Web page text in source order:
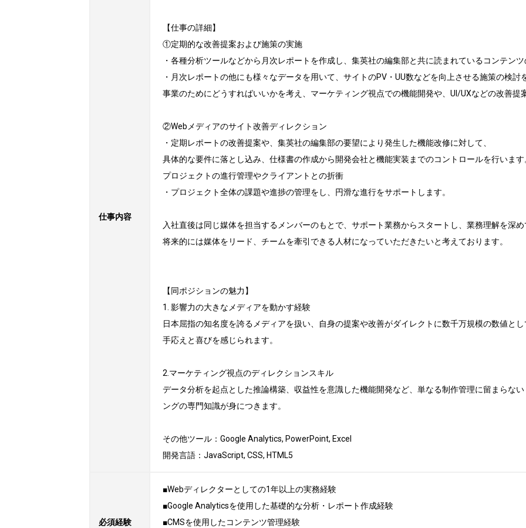
仕事内容
【仕事の詳細】
①定期的な改善提案および施策の実施
・各種分析ツールなどから月次レポートを作成し、集英社の編集部と共に読まれているコンテン
・月次レポートの他にも様々なデータを用いて、サイトのPV・UU数などを向上させる施策の検討
事業のためにどうすればいいかを考え、マーケティング視点での機能開発や、UI/UXなどの改善
②Webメディアのサイト改善ディレクション
・定期レポートの改善提案や、集英社の編集部の要望により発生した機能改修に対して、
具体的な要件に落とし込み、仕様書の作成から開発会社と機能実装までのコントロールを行います
プロジェクトの進行管理やクライアントとの折衝
・プロジェクト全体の課題や進捗の管理をし、円滑な進行をサポートします。
入社直後は同じ媒体を担当するメンバーのもとで、サポート業務からスタートし、業務理解を深
将来的には媒体をリード、チームを牽引できる人材になっていただきたいと考えております。
【同ポジションの魅力】
1. 影響力の大きなメディアを動かす経験
日本屈指の知名度を誇るメディアを扱い、自身の提案や改善がダイレクトに数千万規模の数値と
手応えと喜びを感じられます。
2.マーケティング視点のディレクションスキル
データ分析を起点とした推論構築、収益性を意識した機能開発など、単なる制作管理に留まらな
ングの専門知識が身につきます。
その他ツール：Google Analytics, PowerPoint, Excel
開発言語：JavaScript, CSS, HTML5
必須経験
■Webディレクターとしての1年以上の実務経験
■Google Analyticsを使用した基礎的な分析・レポート作成経験
■CMSを使用したコンテンツ管理経験